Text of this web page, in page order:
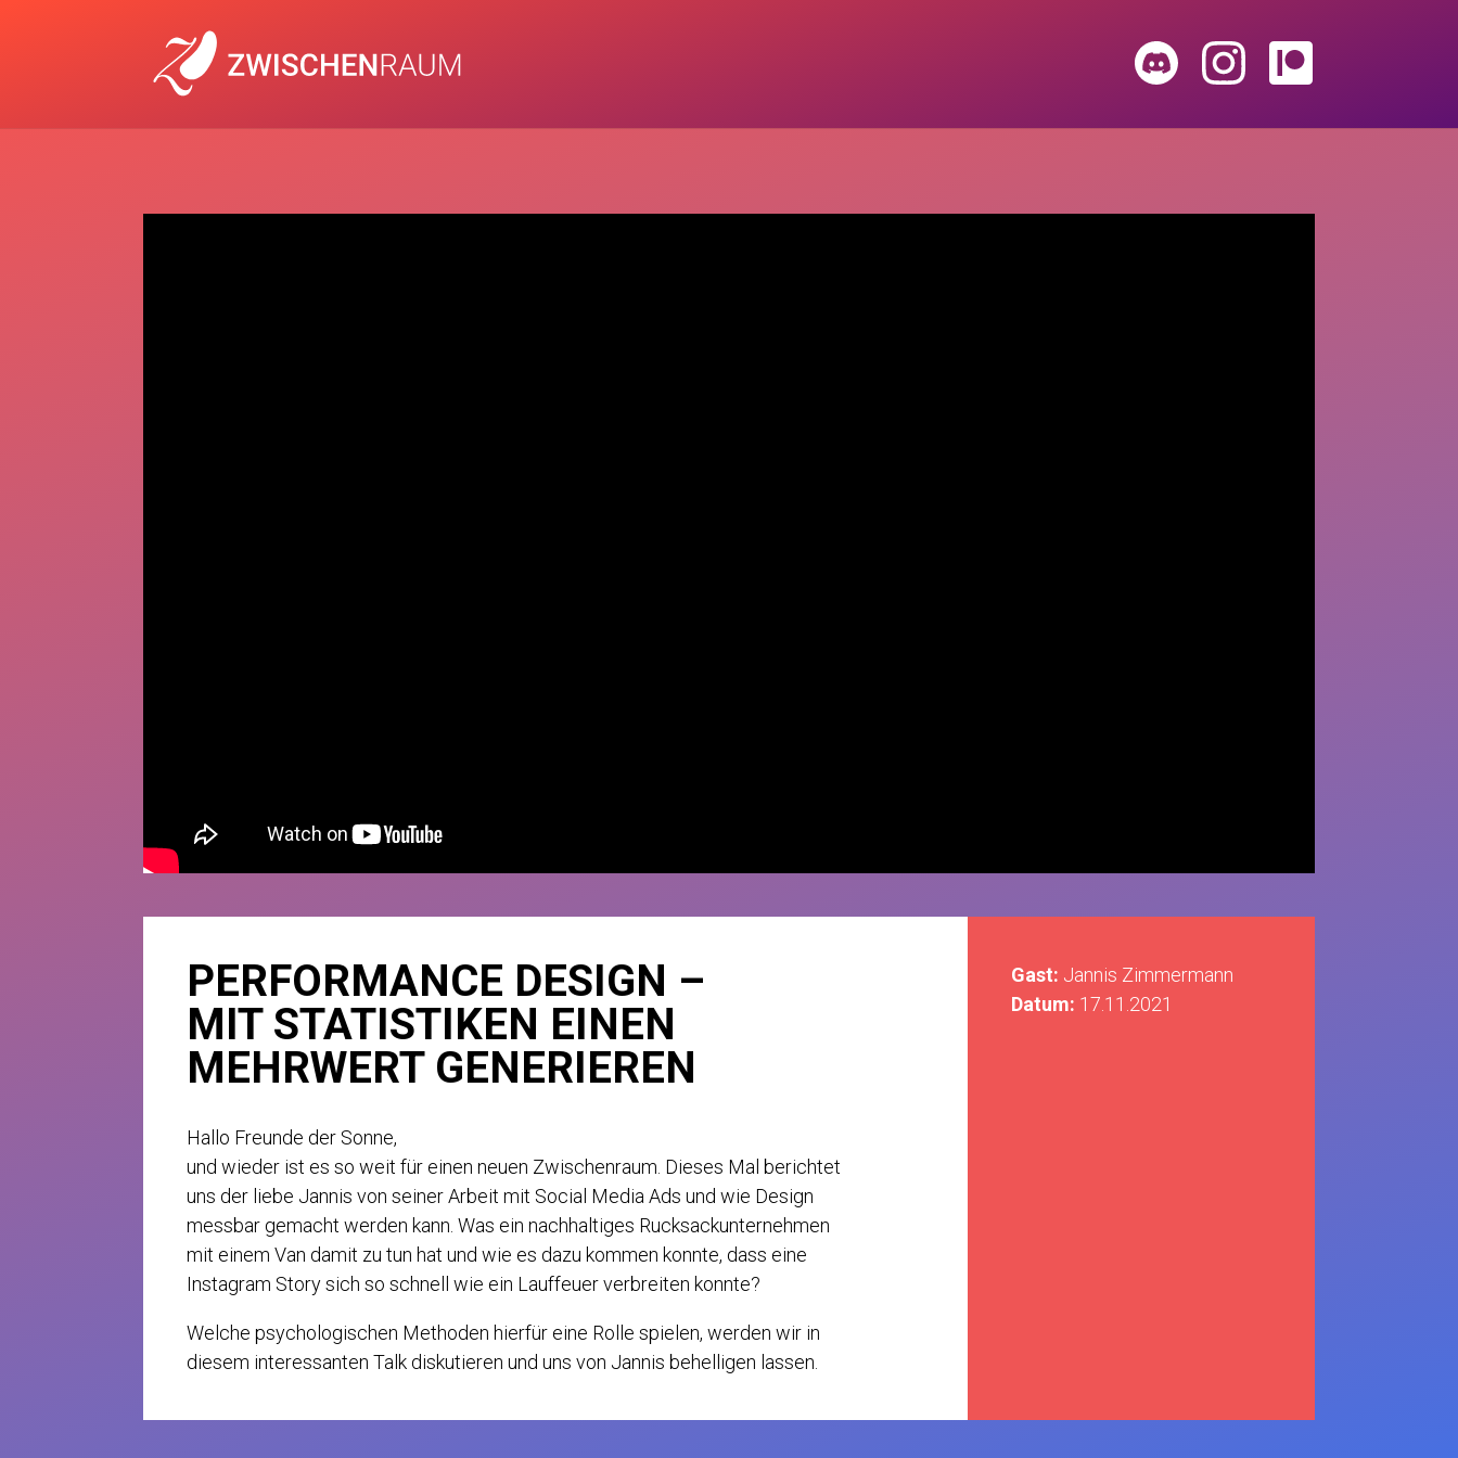
DIS
COR
D
INS
TAG
RAM
PAT
REO
N
PERFORMANCE DESIGN –
MIT STATISTIKEN EINEN
MEHRWERT GENERIEREN
Hallo Freunde der Sonne,
und wieder ist es so weit für einen neuen Zwischenraum. Dieses Mal berichtet
uns der liebe Jannis von seiner Arbeit mit Social Media Ads und wie Design
messbar gemacht werden kann. Was ein nachhaltiges Rucksackunternehmen
mit einem Van damit zu tun hat und wie es dazu kommen konnte, dass eine
Instagram Story sich so schnell wie ein Lauffeuer verbreiten konnte?
Welche psychologischen Methoden hierfür eine Rolle spielen, werden wir in
diesem interessanten Talk diskutieren und uns von Jannis behelligen lassen.
Gast: Jannis Zimmermann
Datum: 17.11.2021